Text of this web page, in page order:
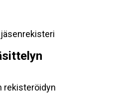
rekisteröidyn